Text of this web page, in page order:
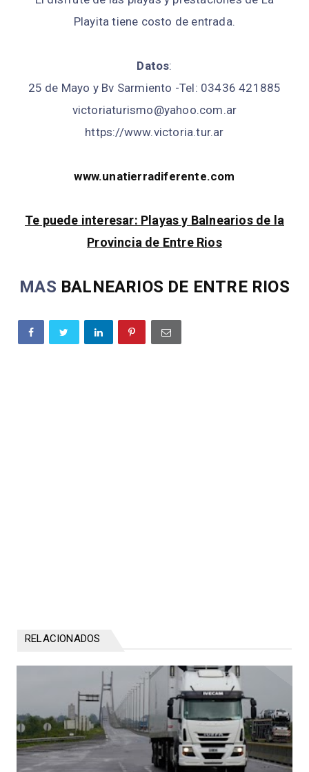
Playita tiene costo de entrada.
Datos:
25 de Mayo y Bv Sarmiento -Tel: 03436 421885
victoriaturismo@yahoo.com.ar
https://www.victoria.tur.ar
www.unatierradiferente.com
Te puede interesar: Playas y Balnearios de la
Provincia de Entre Rios
MAS BALNEARIOS DE ENTRE RIOS
RELACIONADOS